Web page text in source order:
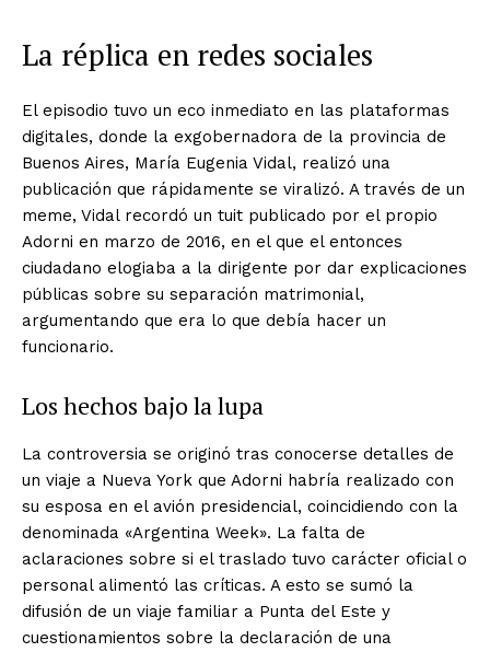
La réplica en redes sociales
El episodio tuvo un eco inmediato en las plataformas
digitales, donde la exgobernadora de la provincia de
Buenos Aires, María Eugenia Vidal, realizó una
publicación que rápidamente se viralizó. A través de un
meme, Vidal recordó un tuit publicado por el propio
Adorni en marzo de 2016, en el que el entonces
ciudadano elogiaba a la dirigente por dar explicaciones
públicas sobre su separación matrimonial,
argumentando que era lo que debía hacer un
funcionario.
Los hechos bajo la lupa
La controversia se originó tras conocerse detalles de
un viaje a Nueva York que Adorni habría realizado con
su esposa en el avión presidencial, coincidiendo con la
denominada «Argentina Week». La falta de
aclaraciones sobre si el traslado tuvo carácter oficial o
personal alimentó las críticas. A esto se sumó la
difusión de un viaje familiar a Punta del Este y
cuestionamientos sobre la declaración de una